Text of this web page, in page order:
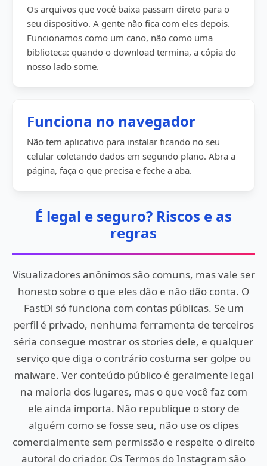
Os arquivos que você baixa passam direto para o
seu dispositivo. A gente não fica com eles depois.
Funcionamos como um cano, não como uma
biblioteca: quando o download termina, a cópia do
nosso lado some.
Funciona no navegador
Não tem aplicativo para instalar ficando no seu
celular coletando dados em segundo plano. Abra a
página, faça o que precisa e feche a aba.
É legal e seguro? Riscos e as
regras
Visualizadores anônimos são comuns, mas vale ser
honesto sobre o que eles dão e não dão conta. O
FastDl só funciona com contas públicas. Se um
perfil é privado, nenhuma ferramenta de terceiros
séria consegue mostrar os stories dele, e qualquer
serviço que diga o contrário costuma ser golpe ou
malware. Ver conteúdo público é geralmente legal
na maioria dos lugares, mas o que você faz com
ele ainda importa. Não republique o story de
alguém como se fosse seu, não use os clipes
comercialmente sem permissão e respeite o direito
autoral do criador. Os Termos do Instagram são